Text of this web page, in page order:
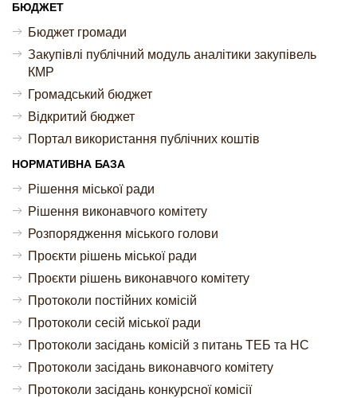
БЮДЖЕТ
Бюджет громади
Закупівлі публічний модуль аналітики закупівель
КМР
Громадський бюджет
Відкритий бюджет
Портал використання публічних коштів
НОРМАТИВНА БАЗА
Рішення міської ради
Рішення виконавчого комітету
Розпорядження міського голови
Проєкти рішень міської ради
Проєкти рішень виконавчого комітету
Протоколи постійних комісій
Протоколи сесій міської ради
Протоколи засідань комісій з питань ТЕБ та НС
Протоколи засідань виконавчого комітету
Протоколи засідань конкурсної комісії